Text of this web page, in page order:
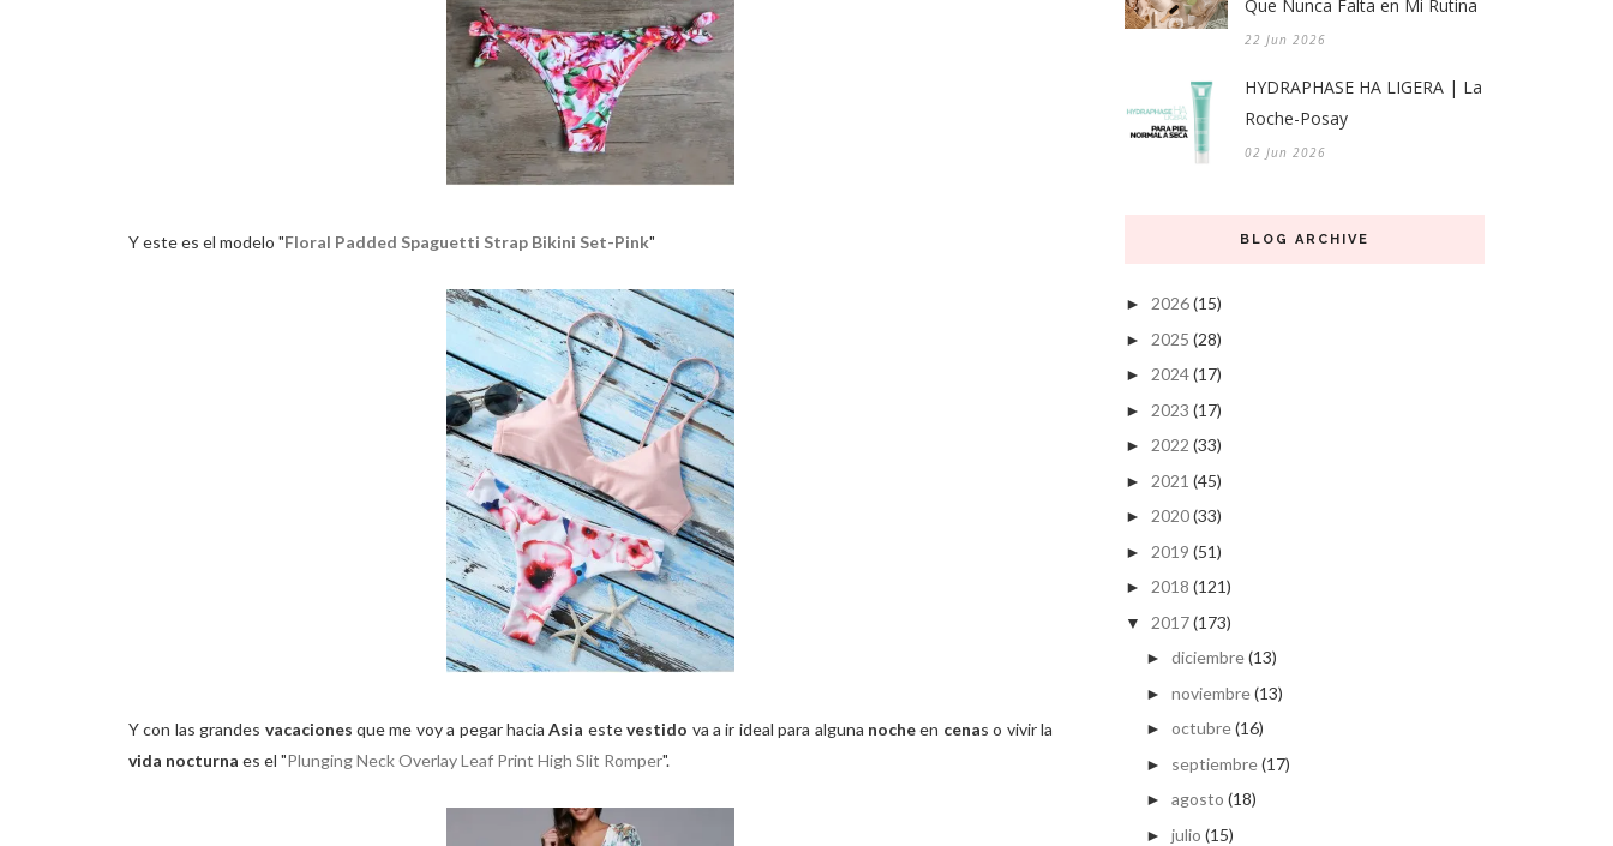
Y este es el modelo "Floral Padded Spaguetti Strap Bikini Set-Pink"
Y con las grandes vacaciones que me voy a pegar haciaAsia estevestido va a ir ideal para alguna nocheen cenas o vivir la
vida nocturna es el "Plunging Neck Overlay Leaf Print High Slit Romper".
Que Nunca Falta en Mi Rutina
22 Jun 2026
HYDRAPHASE HA LIGERA | La
Roche-Posay
02 Jun 2026
BLOG ARCHIVE
► 2026(15)
► 2025 (28)
► 2024(17)
► 2023 (17)
► 2022 (33)
► 2021 (45)
► 2020(33)
► 2019 (51)
► 2018 (121)
▼ 2017(173)
► diciembre(13)
► noviembre(13)
► octubre(16)
► septiembre(17)
► agosto (18)
► julio (15)